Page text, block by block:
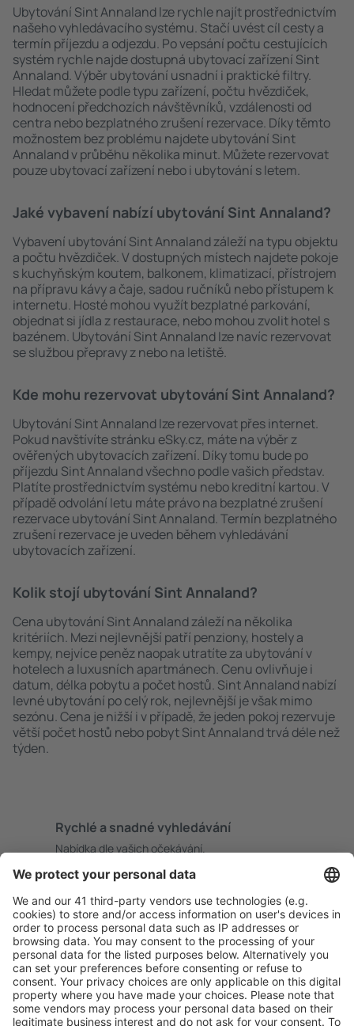
Ubytování Sint Annaland lze rychle najít prostřednictvím
našeho vyhledávacího systému. Stačí uvést cíl cesty a
termín příjezdu a odjezdu. Po vepsání počtu cestujících
systém rychle najde dostupná ubytovací zařízení Sint
Annaland. Výběr ubytování usnadní i praktické filtry.
Hledat můžete podle typu zařízení, počtu hvězdiček,
hodnocení předchozích návštěvníků, vzdálenosti od
centra nebo bezplatného zrušení rezervace. Díky těmto
možnostem bez problému najdete ubytování Sint
Annaland v průběhu několika minut. Můžete rezervovat
pouze ubytovací zařízení nebo i ubytování s letem.
Jaké vybavení nabízí ubytování Sint Annaland?
Vybavení ubytování Sint Annaland záleží na typu objektu
a počtu hvězdiček. V dostupných místech najdete pokoje
s kuchyňským koutem, balkonem, klimatizací, přístrojem
na přípravu kávy a čaje, sadou ručníků nebo přístupem k
internetu. Hosté mohou využít bezplatné parkování,
objednat si jídla z restaurace, nebo mohou zvolit hotel s
bazénem. Ubytování Sint Annaland lze navíc rezervovat
se službou přepravy z nebo na letiště.
Kde mohu rezervovat ubytování Sint Annaland?
Ubytování Sint Annaland lze rezervovat přes internet.
Pokud navštívíte stránku eSky.cz, máte na výběr z
ověřených ubytovacích zařízení. Díky tomu bude po
příjezdu Sint Annaland všechno podle vašich představ.
Platíte prostřednictvím systému nebo kreditní kartou. V
případě odvolání letu máte právo na bezplatné zrušení
rezervace ubytování Sint Annaland. Termín bezplatného
zrušení rezervace je uveden během vyhledávání
ubytovacích zařízení.
Kolik stojí ubytování Sint Annaland?
Cena ubytování Sint Annaland záleží na několika
kritériích. Mezi nejlevnější patří penziony, hostely a
kempy, nejvíce peněz naopak utratíte za ubytování v
hotelech a luxusních apartmánech. Cenu ovlivňuje i
datum, délka pobytu a počet hostů. Sint Annaland nabízí
levné ubytování po celý rok, nejlevnější je však mimo
sezónu. Cena je nižší i v případě, že jeden pokoj rezervuje
větší počet hostů nebo pobyt Sint Annaland trvá déle než
týden.
Rychlé a snadné vyhledávání
Nabídka dle vašich očekávání.
Pečlivé plánování
Bezproblémová rezervace s možností bezplatného
zrušení.
S námi ušetříte
Atraktivní ceny a speciální nabídky pro přihlášené
uživatele.